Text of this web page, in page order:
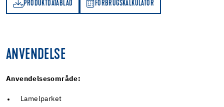
PRODUKTDATABLAD FORBRUGSKALKULATOR
FORBRUGSKALKULATOR
ANVENDELSE
Anvendelsesområde:
Lamelparket